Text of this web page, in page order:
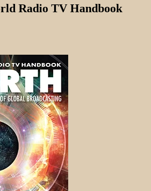
Radio TV Handbook